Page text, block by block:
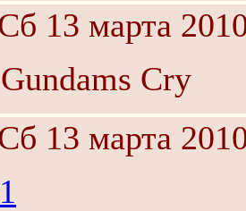
13 марта
Cry
13 марта